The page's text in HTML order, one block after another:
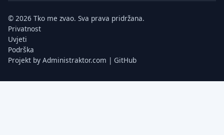
© 2026 Tko me zvao. Sva prava pridržana.
Privatnost
Uvjeti
Podrška
Projekt by Administraktor.com | GitHub